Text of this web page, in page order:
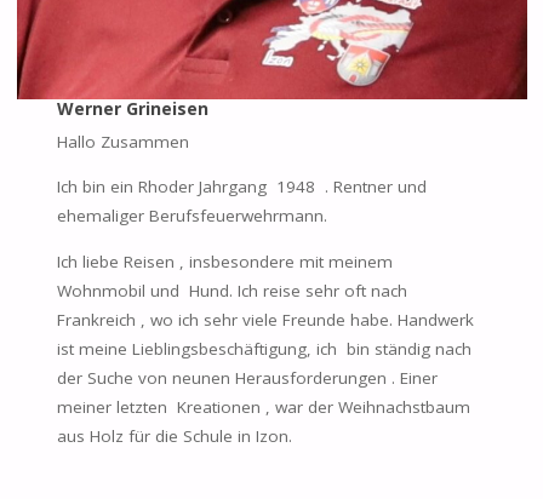
Werner Grineisen
Hallo Zusammen
Ich bin ein Rhoder Jahrgang 1948 . Rentner und
ehemaliger Berufsfeuerwehrmann.
Ich liebe Reisen , insbesondere mit meinem
Wohnmobil und Hund. Ich reise sehr oft nach
Frankreich , wo ich sehr viele Freunde habe. Handwerk
ist meine Lieblingsbeschäftigung, ich bin ständig nach
der Suche von neunen Herausforderungen . Einer
meiner letzten Kreationen , war der Weihnachstbaum
aus Holz für die Schule in Izon.